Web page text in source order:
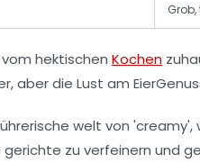
hektischen Kochen
aber die Lust am